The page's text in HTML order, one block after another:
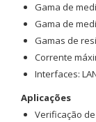
Gama de
Gama de
Gamas de
Corrente
Interfaces:
Aplicações
Verificação